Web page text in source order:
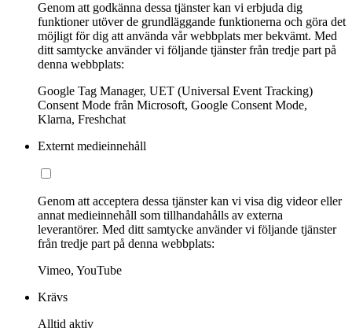
Genom att godkänna dessa tjänster kan vi erbjuda dig
funktioner utöver de grundläggande funktionerna och göra det
möjligt för dig att använda vår webbplats mer bekvämt. Med
ditt samtycke använder vi följande tjänster från tredje part på
denna webbplats:
Google Tag Manager, UET (Universal Event Tracking)
Consent Mode från Microsoft, Google Consent Mode,
Klarna, Freshchat
Externt medieinnehåll
Genom att acceptera dessa tjänster kan vi visa dig videor eller
annat medieinnehåll som tillhandahålls av externa
leverantörer. Med ditt samtycke använder vi följande tjänster
från tredje part på denna webbplats:
Vimeo, YouTube
Krävs
Alltid aktiv